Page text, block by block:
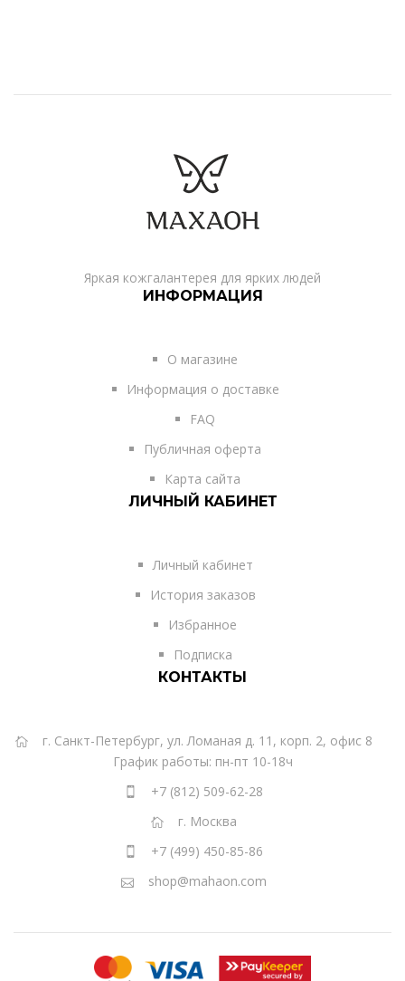
Яркая кожгалантерея для ярких людей
ИНФОРМАЦИЯ
О магазине
Информация о доставке
FAQ
Публичная оферта
Карта сайта
ЛИЧНЫЙ КАБИНЕТ
Личный кабинет
История заказов
Избранное
Подписка
КОНТАКТЫ
г. Санкт-Петербург, ул. Ломаная д. 11, корп. 2, офис 8
График работы: пн-пт 10-18ч
+7 (812) 509-62-28
г. Москва
+7 (499) 450-85-86
shop@mahaon.com